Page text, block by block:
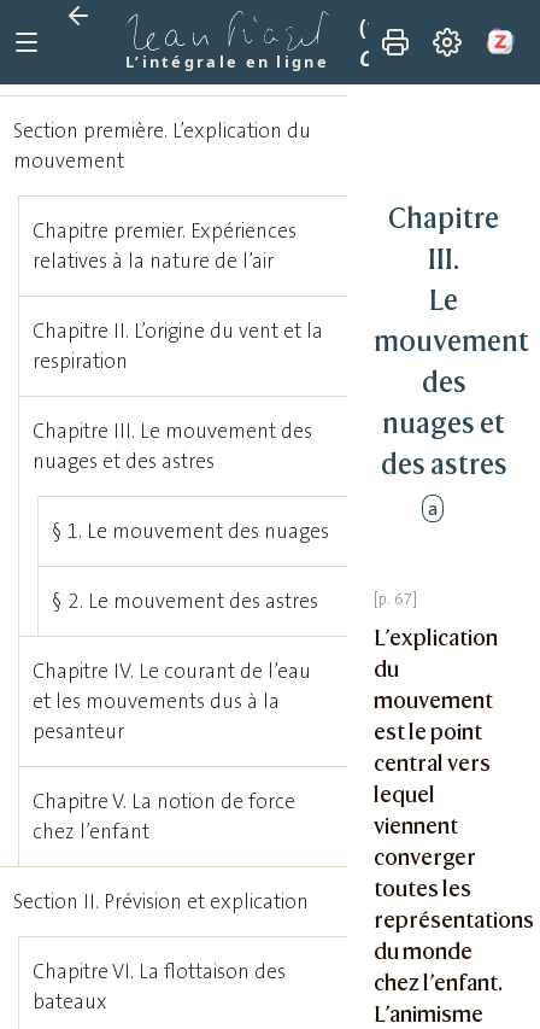
L’intégrale en ligne
(1927)
La
Chapitre III. Le
Chapitre
III.
Le
mouvement
des
nuages et
des astres
a
L’explication
du
mouvement
est le point
central vers
lequel
viennent
converger
toutes les
représentations
du monde
chez l’enfant.
L’animisme
Section première. L’explication du
mouvement
Chapitre premier. Expériences
relatives à la nature de l’air
Chapitre II. L’origine du vent et la
respiration
Chapitre III. Le mouvement des
nuages et des astres
§ 1. Le mouvement des nuages
§ 2. Le mouvement des astres
Chapitre IV. Le courant de l’eau
et les mouvements dus à la
pesanteur
Chapitre V. La notion de force
chez l’enfant
Section II. Prévision et explication
Chapitre VI. La flottaison des
bateaux